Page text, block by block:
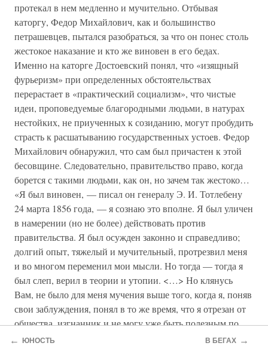
протекал в нем медленно и мучительно. Отбывая
каторгу, Федор Михайлович, как и большинство
петрашевцев, пытался разобраться, за что он понес столь
жестокое наказание и кто же виновен в его бедах.
Именно на каторге Достоевский понял, что «изящный
фурьеризм» при определенных обстоятельствах
перерастает в «практический социализм», что чистые
идеи, проповедуемые благородными людьми, в натурах
нестойких, не приученных к созиданию, могут пробудить
страсть к расшатыванию государственных устоев. Федор
Михайлович обнаружил, что сам был причастен к этой
бесовщине. Следовательно, правительство право, когда
борется с такими людьми, как он, но зачем так жестоко…
«Я был виновен, — писал он генералу Э. И. Тотлебену
24 марта 1856 года, — я сознаю это вполне. Я был уличен
в намерении (но не более) действовать против
правительства. Я был осужден законно и справедливо;
долгий опыт, тяжелый и мучительный, протрезвил меня
и во многом переменил мои мысли. Но тогда — тогда я
был слеп, верил в теории и утопии. <…> Но клянусь
Вам, не было для меня мучения выше того, когда я, поняв
свои заблуждения, понял в то же время, что я отрезан от
общества, изгнанник и не могу уже быть полезным по
мере моих сил, желаний и способностей. Я знаю, что был
← ЮНОСТЬ В БЕГАХ →